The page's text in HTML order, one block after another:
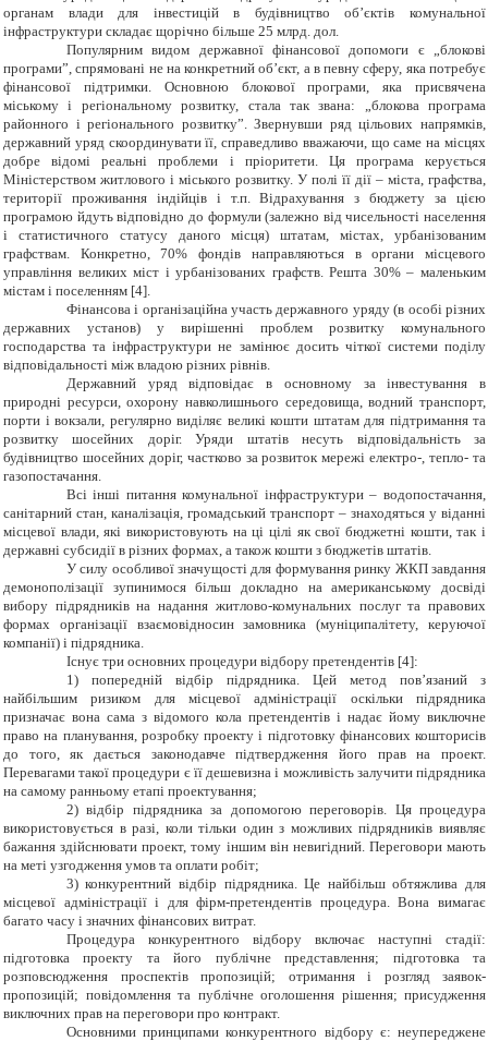
органам влади для інвестицій в будівництво об’єктів комунальної
інфраструктури складає щорічно більше 25 млрд. дол.
Популярним видом державної фінансової допомоги є „блокові
програми”, спрямовані не на конкретний об’єкт, а в певну сферу, яка потребує
фінансової підтримки. Основною блокової програми, яка присвячена
міському і регіональному розвитку, стала так звана: „блокова програма
районного і регіонального розвитку”. Звернувши ряд цільових напрямків,
державний уряд скоординувати її, справедливо вважаючи, що саме на місцях
добре відомі реальні проблеми і пріоритети. Ця програма керується
Міністерством житлового і міського розвитку. У полі її дії – міста, графства,
території проживання індійців і т.п. Відрахування з бюджету за цією
програмою йдуть відповідно до формули (залежно від чисельності населення
і статистичного статусу даного місця) штатам, містах, урбанізованим
графствам. Конкретно, 70% фондів направляються в органи місцевого
управління великих міст і урбанізованих графств. Решта 30% – маленьким
містам і поселенням [4].
Фінансова і організаційна участь державного уряду (в особі різних
державних установ) у вирішенні проблем розвитку комунального
господарства та інфраструктури не замінює досить чіткої системи поділу
відповідальності між владою різних рівнів.
Державний уряд відповідає в основному за інвестування в
природні ресурси, охорону навколишнього середовища, водний транспорт,
порти і вокзали, регулярно виділяє великі кошти штатам для підтримання та
розвитку шосейних доріг. Уряди штатів несуть відповідальність за
будівництво шосейних доріг, частково за розвиток мережі електро-, тепло- та
газопостачання.
Всі інші питання комунальної інфраструктури – водопостачання,
санітарний стан, каналізація, громадський транспорт – знаходяться у віданні
місцевої влади, які використовують на ці цілі як свої бюджетні кошти, так і
державні субсидії в різних формах, а також кошти з бюджетів штатів.
У силу особливої значущості для формування ринку ЖКП завдання
демонополізації зупинимося більш докладно на американському досвіді
вибору підрядників на надання житлово-комунальних послуг та правових
формах організації взаємовідносин замовника (муніципалітету, керуючої
компанії) і підрядника.
Існує три основних процедури відбору претендентів [4]:
1) попередній відбір підрядника. Цей метод пов’язаний з
найбільшим ризиком для місцевої адміністрації оскільки підрядника
призначає вона сама з відомого кола претендентів і надає йому виключне
право на планування, розробку проекту і підготовку фінансових кошторисів
до того, як дається законодавче підтвердження його прав на проект.
Перевагами такої процедури є її дешевизна і можливість залучити підрядника
на самому ранньому етапі проектування;
2) відбір підрядника за допомогою переговорів. Ця процедура
використовується в разі, коли тільки один з можливих підрядників виявляє
бажання здійснювати проект, тому іншим він невигідний. Переговори мають
на меті узгодження умов та оплати робіт;
3) конкурентний відбір підрядника. Це найбільш обтяжлива для
місцевої адміністрації і для фірм-претендентів процедура. Вона вимагає
багато часу і значних фінансових витрат.
Процедура конкурентного відбору включає наступні стадії:
підготовка проекту та його публічне представлення; підготовка та
розповсюдження проспектів пропозицій; отримання і розгляд заявок-
пропозицій; повідомлення та публічне оголошення рішення; присудження
виключних прав на переговори про контракт.
Основними принципами конкурентного відбору є: неупереджене